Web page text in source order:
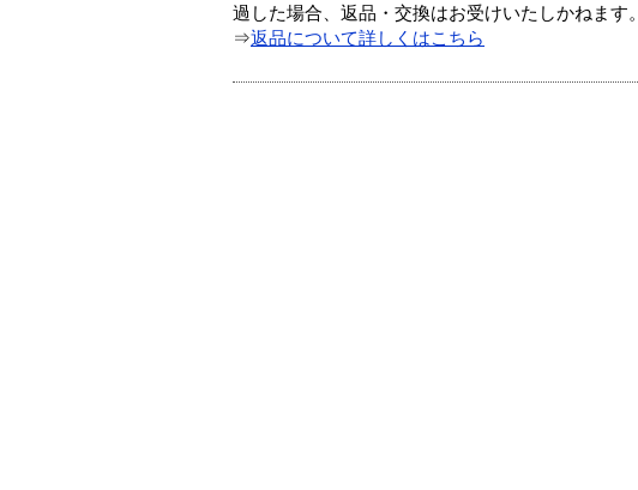
過した場合、返品・交換はお受けいたしかねます。
⇒返品について詳しくはこちら